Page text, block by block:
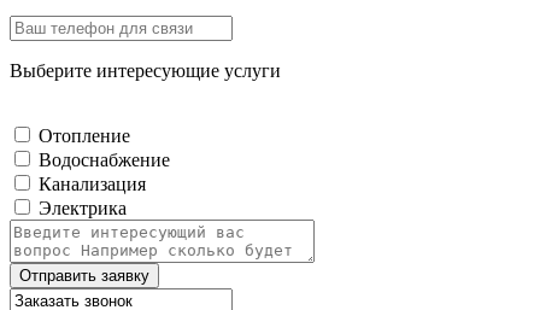
Выберите интересующие услуги
Отопление
Водоснабжение
Канализация
Электрика
Отправить заявку